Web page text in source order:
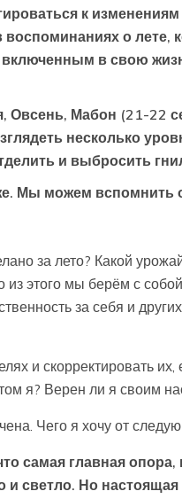
к
о лете,
в свою
Овсень, Мабон (21-22
несколько
и выбросить
Мы можем вспомнить
за лето? Какой
этого мы берём с
за себя и
и скорректировать
я? Верен ли я своим
Чего я хочу от
самая главная
и светло. Но